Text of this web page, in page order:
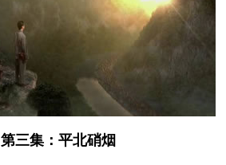
第三集：平北硝烟